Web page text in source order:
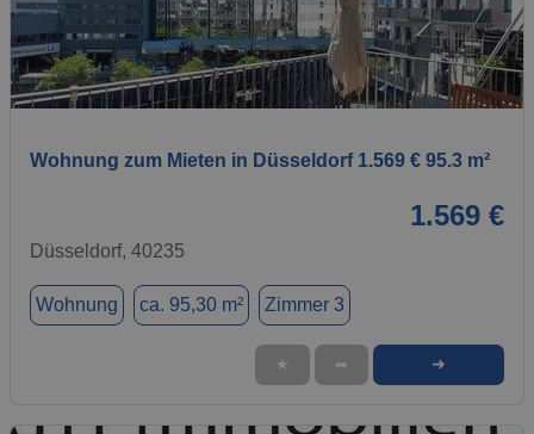
1 / 1
Wohnung zum Mieten in Düsseldorf 1.569 € 95.3 m²
1.569 €
Düsseldorf, 40235
Wohnung ca. 95,30 m² Zimmer 3
★ ➦ ➜